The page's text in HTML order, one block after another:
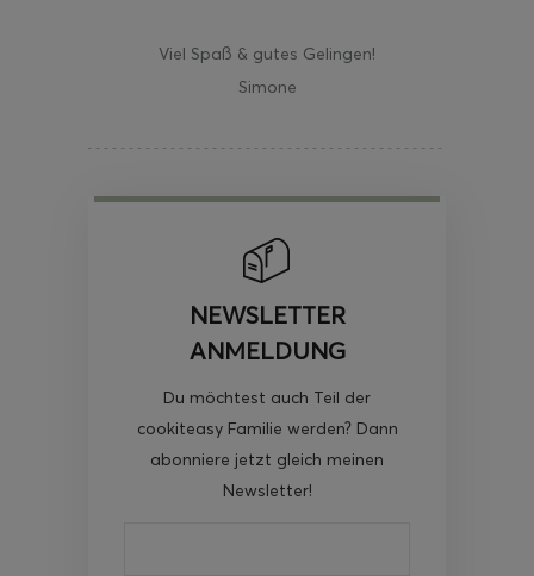
Viel Spaß & gutes Gelingen!
Simone
NEWSLETTER
ANMELDUNG
Du möchtest auch Teil der
cookiteasy Familie werden? Dann
abonniere jetzt gleich meinen
Newsletter!